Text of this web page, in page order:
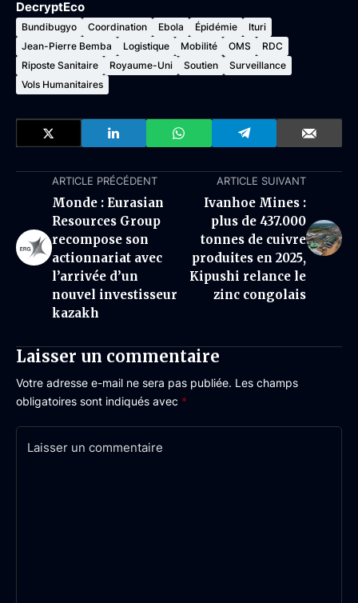
DecryptEco
Bundibugyo Coordination Ebola Épidémie
Ituri
Jean-Pierre Bemba
Logistique Mobilité OMS
RDC
Riposte Sanitaire
Royaume-Uni Soutien
Surveillance
Vols Humanitaires
ARTICLE PRÉCÉDENT
Monde : Eurasian
Resources Group
recompose son
actionnariat avec
l’arrivée d’un
nouvel investisseur
kazakh
ARTICLE SUIVANT
Ivanhoe Mines :
plus de 437.000
tonnes de cuivre
produites en 2025,
Kipushi relance le
zinc congolais
Laisser un commentaire
Votre adresse e-mail ne sera pas publiée. Les champs
obligatoires sont indiqués avec *